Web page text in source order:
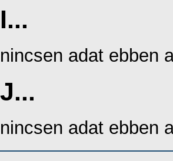
I...
nincsen adat ebben
J...
nincsen adat ebben